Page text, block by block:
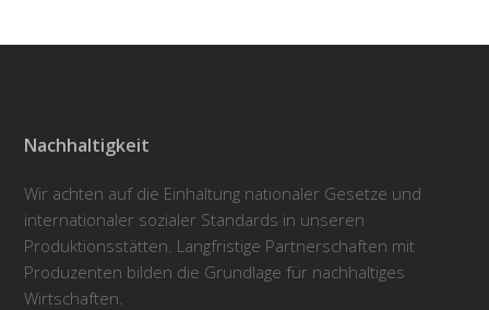
Nachhaltigkeit
Wir achten auf die Einhaltung nationaler Gesetze und
internationaler sozialer Standards in unseren
Produktionsstätten. Langfristige Partnerschaften mit
Produzenten bilden die Grundlage für nachhaltiges
Wirtschaften.